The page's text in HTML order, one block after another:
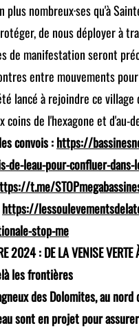
plus nombreux·ses qu'à
de nous déployer à
de manifestation seront
entre mouvements
lancé à rejoindre ce
coins de l'hexagone et d'au-
convois :https://
de-leau-pour-confluer-
t.me/
https://
stop-me
2024 : DE LA VENISE
les frontières
des Dolomites, au
sont en projet pour